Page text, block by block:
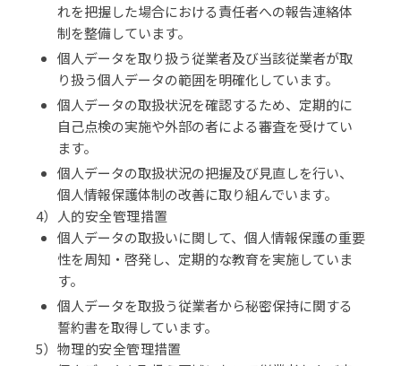
れを把握した場合における責任者への報告連絡体
制を整備しています。
個人データを取り扱う従業者及び当該従業者が取
り扱う個人データの範囲を明確化しています。
個人データの取扱状況を確認するため、定期的に
自己点検の実施や外部の者による審査を受けてい
ます。
個人データの取扱状況の把握及び見直しを行い、
個人情報保護体制の改善に取り組んでいます。
4）人的安全管理措置
個人データの取扱いに関して、個人情報保護の重要
性を周知・啓発し、定期的な教育を実施していま
す。
個人データを取扱う従業者から秘密保持に関する
誓約書を取得しています。
5）物理的安全管理措置